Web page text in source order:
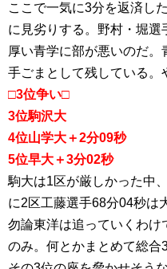
ここで一気に3分を返済し
に見劣りする。野村・堀
厚い青学に部が悪いのだ
手ごまとして残している。
□3位争い□
3位駒沢大
4位山学大＋2分09秒
5位早大＋3分02秒
駒大は1区が厳しかった中
に2区工藤選手68分04秒は
勿論東洋は追っていくわ
のみ。何とかまとめて総合